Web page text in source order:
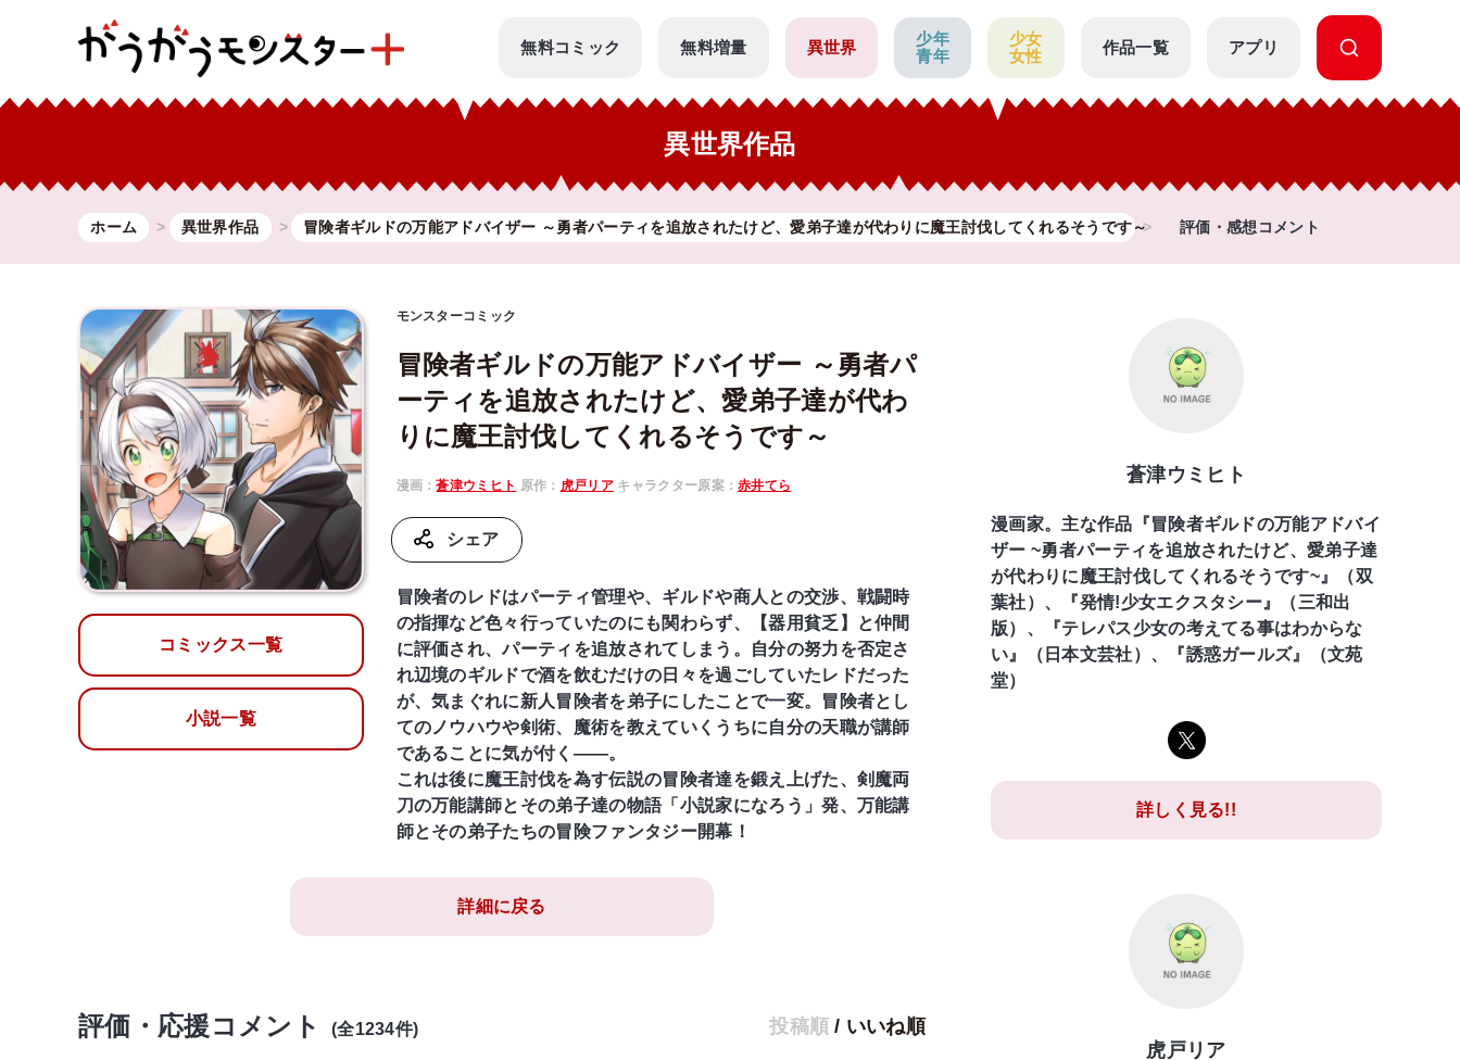
無料コミック 無料増量 異世界
少年
青年
少女
女性
作品一覧 アプリ
異世界作品
ホーム 異世界作品 冒険者ギルドの万能アドバイザー ～勇者パーティを追放されたけど、愛弟子達が代わりに魔王討伐してくれるそうです～ 評価・感想コメント
コミックス一覧
小説一覧
モンスターコミック
冒険者ギルドの万能アドバイザー ～勇者パ
ーティを追放されたけど、愛弟子達が代わ
りに魔王討伐してくれるそうです～
漫画：蒼津ウミヒト 原作： 虎戸リアキャラクター原案：赤井てら
シェア
冒険者のレドはパーティ管理や、ギルドや商人との交渉、戦闘時
の指揮など色々行っていたのにも関わらず、【器用貧乏】と仲間
に評価され、パーティを追放されてしまう。自分の努力を否定さ
れ辺境のギルドで酒を飲むだけの日々を過ごしていたレドだった
が、気まぐれに新人冒険者を弟子にしたことで一変。冒険者とし
てのノウハウや剣術、魔術を教えていくうちに自分の天職が講師
であることに気が付く——。
これは後に魔王討伐を為す伝説の冒険者達を鍛え上げた、剣魔両
刀の万能講師とその弟子達の物語「小説家になろう」発、万能講
師とその弟子たちの冒険ファンタジー開幕！
詳細に戻る
評価・応援コメント (全1234件) 投稿順 / いいね順
蒼津ウミヒト
漫画家。主な作品『冒険者ギルドの万能アドバイ
ザー ~勇者パーティを追放されたけど、愛弟子達
が代わりに魔王討伐してくれるそうです~』（双
葉社）、『発情!少女エクスタシー』（三和出
版）、『テレパス少女の考えてる事はわからな
い』（日本文芸社）、『誘惑ガールズ』（文苑
堂）
詳しく見る!!
虎戸リア